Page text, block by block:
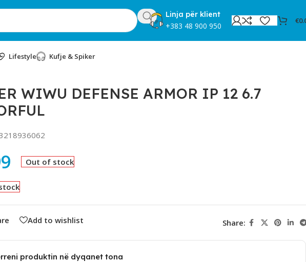
Linja për klient
+383 48 900 950
€
Lifestyle Kufje & Spiker
WIWU DEFENSE ARMOR IP 12 6.7
Out of stock
Add to wishlist Share:
produktin në dyqanet tona